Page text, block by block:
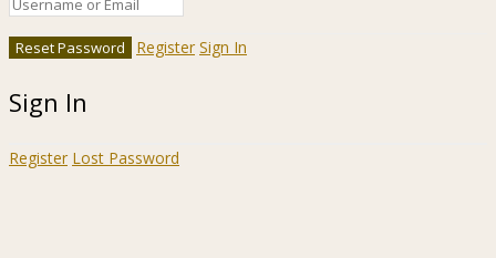
Register Sign In
Sign In
Register Lost Password